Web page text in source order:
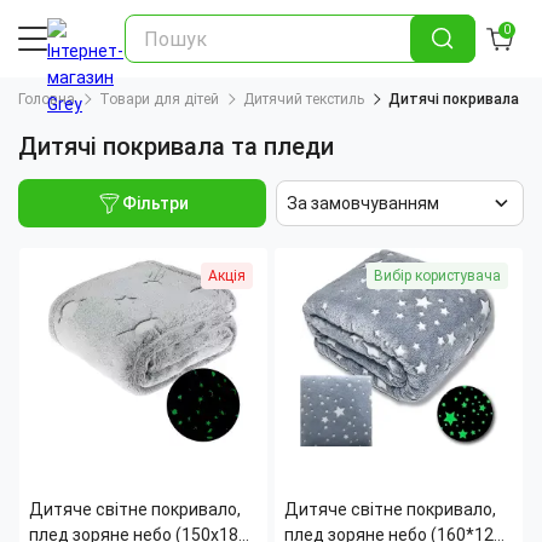
0
Головна Товари для дітей Дитячий текстиль Дитячі покривала
Дитячі покривала та пледи
Фільтри За замовчуванням
Акція
Дитяче світне покривало,
плед зоряне небо (150x180
Вибір користувача
Дитяче світне покривало,
плед зоряне небо (160*125